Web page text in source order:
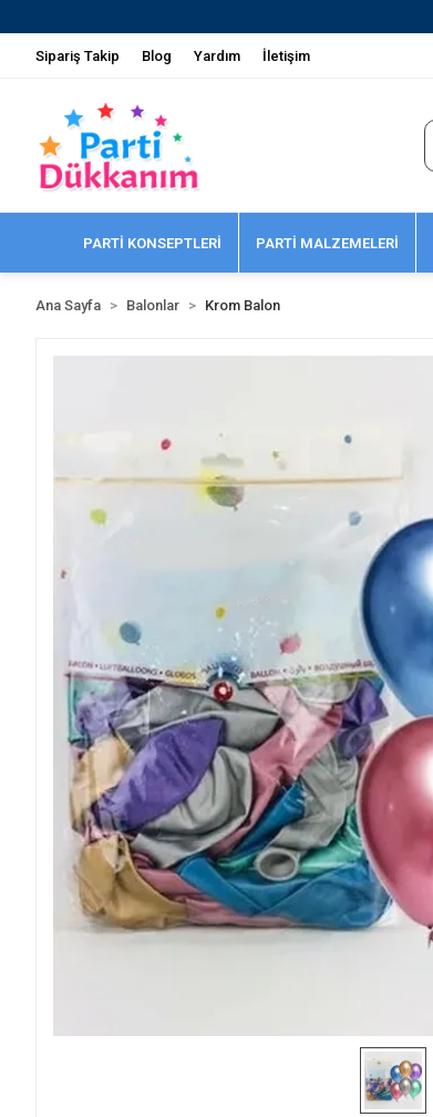
Sipariş Takip Blog Yardım İletişim
PARTİ KONSEPTLERİ PARTİ MALZEMELERİ
Ana Sayfa Balonlar Krom Balon